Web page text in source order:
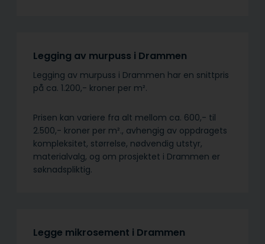
Legging av murpuss i Drammen
Legging av murpuss i Drammen har en snittpris
på ca. 1.200,- kroner per m².
Prisen kan variere fra alt mellom ca. 600,- til
2.500,- kroner per m²., avhengig av oppdragets
kompleksitet, størrelse, nødvendig utstyr,
materialvalg, og om prosjektet i Drammen er
søknadspliktig.
Legge mikrosement i Drammen